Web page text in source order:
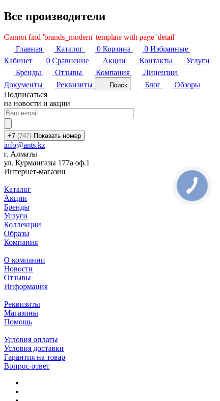
Все производители
Cannot find 'brands_modern' template with page 'detail'
Главная
Каталог 0 Корзина 0 Избранные
Кабинет
0 Сравнение Акции Контакты
Услуги
Бренды
Отзывы Компания
Лицензии
Документы
Реквизиты Поиск Блог
Обзоры
Подписаться
на новости и акции
+7 (747) Показать номер
info@ants.kz
г. Алматы
ул. Курмангазы 177а оф.1
Интернет-магазин
Каталог
Акции
Бренды
Услуги
Коллекции
Образы
Компания
О компании
Новости
Отзывы
Информация
Реквизиты
Магазины
Помощь
Условия оплаты
Условия доставки
Гарантия на товар
Вопрос-ответ